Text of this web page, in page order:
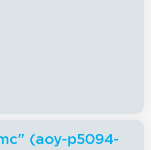
(aoy-p5094-